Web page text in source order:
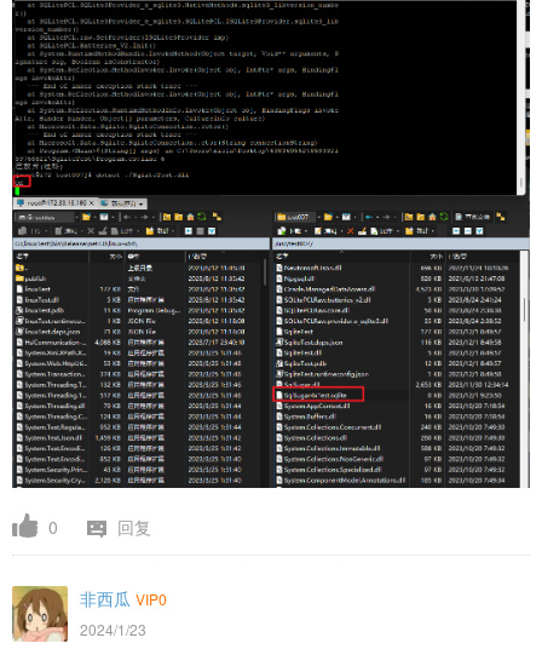
0 回复
非西瓜 VIP0
2024/1/23